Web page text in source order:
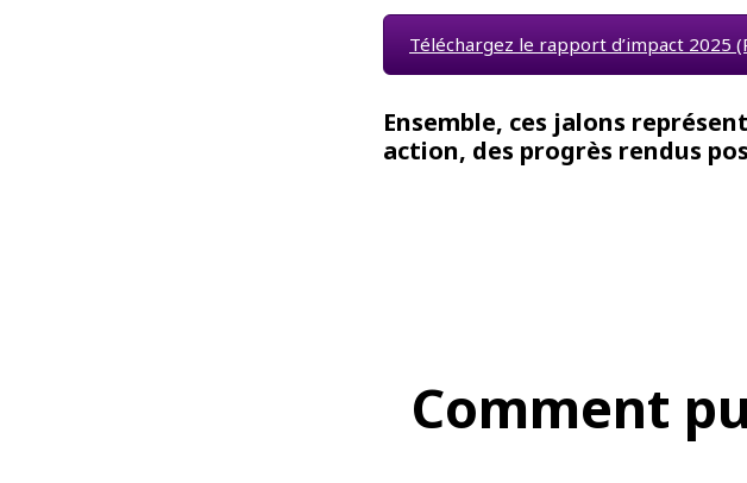
Téléchargez le rapport d’impact 2025
Ensemble, ces jalons
action, des progrès rendus
Comment